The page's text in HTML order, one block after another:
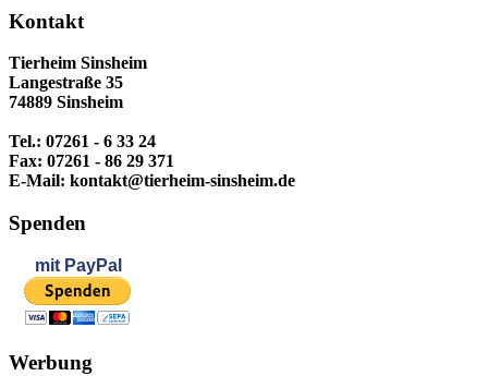
Kontakt
Tierheim Sinsheim
Langestraße 35
74889 Sinsheim
Tel.: 07261 - 6 33 24
Fax: 07261 - 86 29 371
E-Mail: kontakt@tierheim-sinsheim.de
Spenden
mit PayPal
Werbung